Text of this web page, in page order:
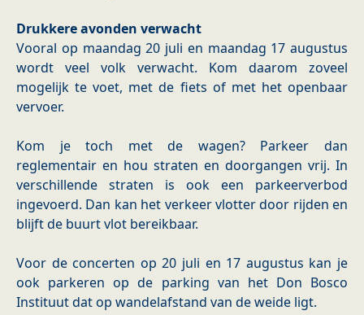
Drukkere avonden verwacht
Vooral op maandag 20 juli en maandag 17 augustus
wordt veel volk verwacht. Kom daarom zoveel
mogelijk te voet, met de fiets of met het openbaar
vervoer.
Kom je toch met de wagen? Parkeer dan
reglementair en hou straten en doorgangen vrij. In
verschillende straten is ook een parkeerverbod
ingevoerd. Dan kan het verkeer vlotter door rijden en
blijft de buurt vlot bereikbaar.
Voor de concerten op 20 juli en 17 augustus kan je
ook parkeren op de parking van het Don Bosco
Instituut dat op wandelafstand van de weide ligt.